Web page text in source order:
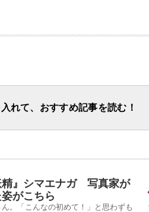
れて、おすすめ記事を読む！
精』シマエナガ 写真家が
がこちら
。「こんなの初めて！」と思わずも